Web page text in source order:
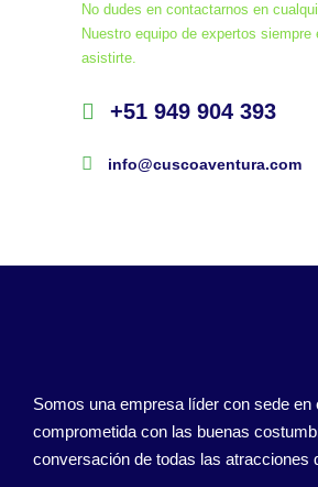
No dudes en contactarnos en
Nuestro equipo de expertos siempre
asistirte.
+51 949 904 393
info@cuscoaventura.com
Somos una empresa líder con sede en
comprometida con las buenas
conversación de todas las atracciones